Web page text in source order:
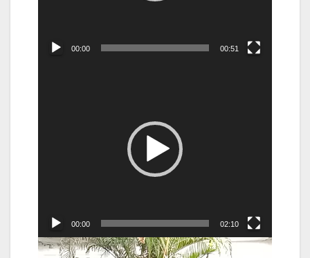
00:00 00:51
00:00 02:10
Video